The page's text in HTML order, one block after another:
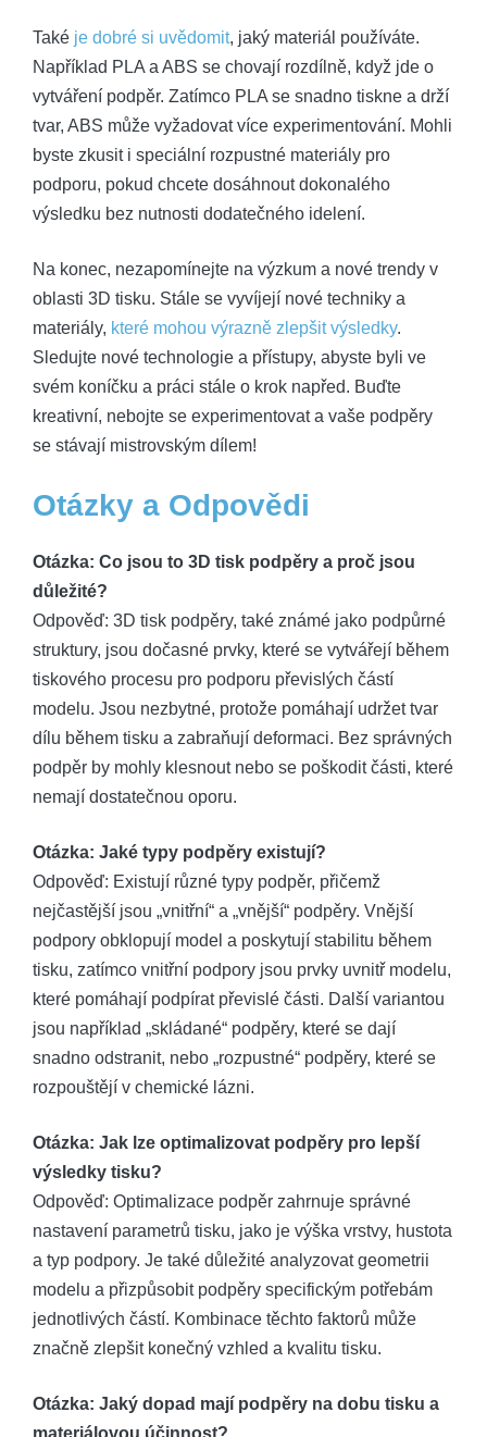
Také je dobré si uvědomit, jaký materiál používáte.
Například PLA a ABS se chovají rozdílně, když jde o
vytváření podpěr. Zatímco PLA se snadno tiskne a drží
tvar, ABS může vyžadovat více experimentování. Mohli
byste zkusit i speciální rozpustné materiály pro
podporu, pokud chcete dosáhnout dokonalého
výsledku bez nutnosti dodatečného idelení.
Na konec, nezapomínejte na výzkum a nové trendy v
oblasti 3D tisku. Stále se vyvíjejí nové techniky a
materiály, které mohou výrazně zlepšit výsledky.
Sledujte nové technologie a přístupy, abyste byli ve
svém koníčku a práci stále o krok napřed. Buďte
kreativní, nebojte se experimentovat a vaše podpěry
se stávají mistrovským dílem!
Otázky a Odpovědi
Otázka: Co jsou to 3D tisk podpěry a proč jsou
důležité?
Odpověď: 3D tisk podpěry, také známé jako podpůrné
struktury, jsou dočasné prvky, které se vytvářejí během
tiskového procesu pro podporu převislých částí
modelu. Jsou nezbytné, protože pomáhají udržet tvar
dílu během tisku a zabraňují deformaci. Bez správných
podpěr by mohly klesnout nebo se poškodit části, které
nemají dostatečnou oporu.
Otázka: Jaké typy podpěry existují?
Odpověď: Existují různé typy podpěr, přičemž
nejčastější jsou „vnitřní“ a „vnější“ podpěry. Vnější
podpory obklopují model a poskytují stabilitu během
tisku, zatímco vnitřní podpory jsou prvky uvnitř modelu,
které pomáhají podpírat převislé části. Další variantou
jsou například „skládané“ podpěry, které se dají
snadno odstranit, nebo „rozpustné“ podpěry, které se
rozpouštějí v chemické lázni.
Otázka: Jak lze optimalizovat podpěry pro lepší
výsledky tisku?
Odpověď: Optimalizace podpěr zahrnuje správné
nastavení parametrů tisku, jako je výška vrstvy, hustota
a typ podpory. Je také důležité analyzovat geometrii
modelu a přizpůsobit podpěry specifickým potřebám
jednotlivých částí. Kombinace těchto faktorů může
značně zlepšit konečný vzhled a kvalitu tisku.
Otázka: Jaký dopad mají podpěry na dobu tisku a